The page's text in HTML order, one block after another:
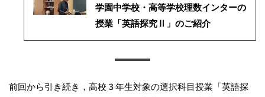
学園中学校・高等学校理数インターの
授業「英語探究Ⅱ」のご紹介
前回から引き続き，高校３年生対象の選択科目授業「英語探